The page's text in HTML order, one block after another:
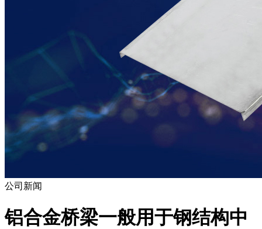
公司新闻
铝合金桥梁一般用于钢结构中